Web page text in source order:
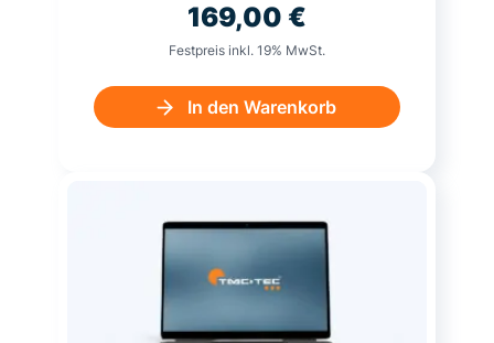
169,00 €
Festpreis inkl. 19% MwSt.
In den Warenkorb